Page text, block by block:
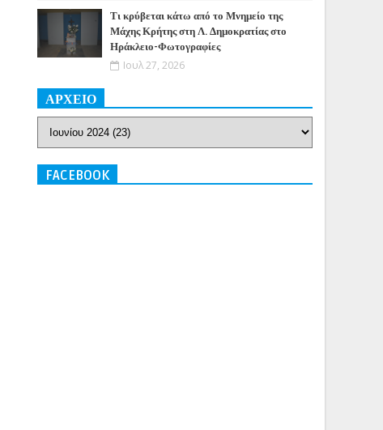
Τι κρύβεται κάτω από το Μνημείο της
Μάχης Κρήτης στη Λ. Δημοκρατίας στο
Ηράκλειο-Φωτογραφίες
Ιουλ 27, 2026
ΑΡΧΕΙΟ
FACEBOOK